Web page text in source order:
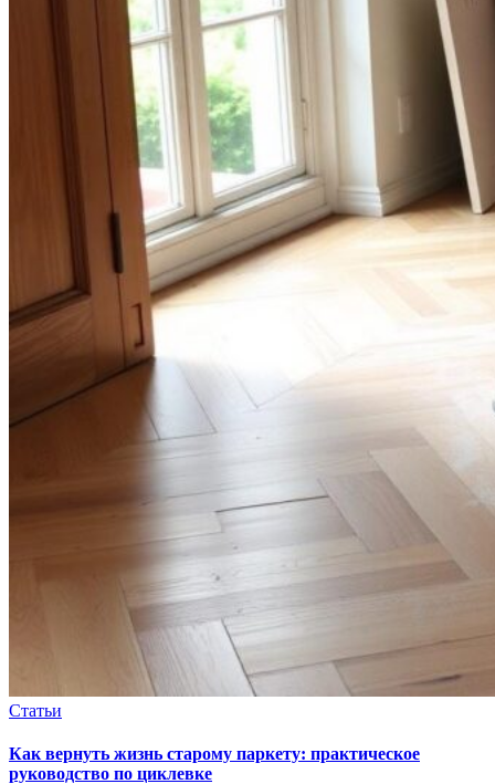
Статьи
Как вернуть жизнь старому паркету: практическое
руководство по циклевке